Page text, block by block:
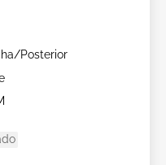
Posterior